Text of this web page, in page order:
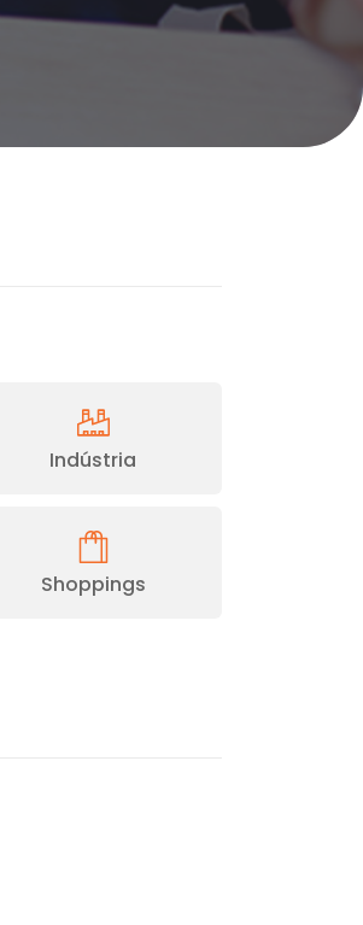
Indústria
Shoppings